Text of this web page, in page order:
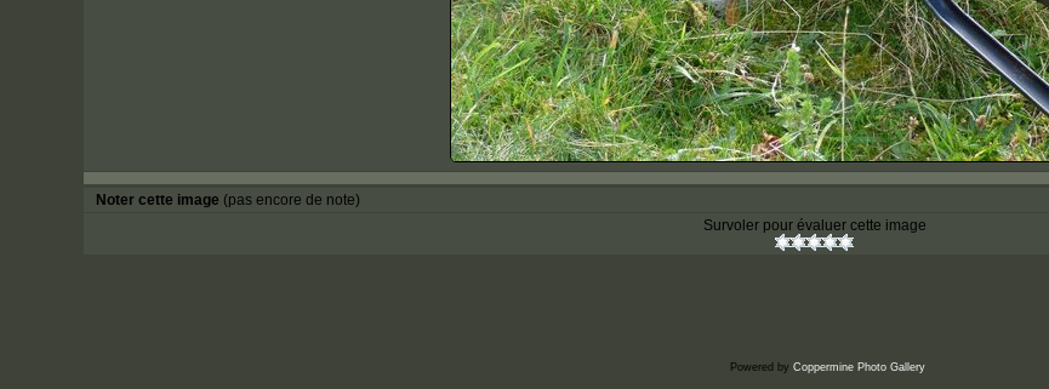
Noter cette image (pas encore de note)
Survoler pour évaluer cette image
Powered by Coppermine Photo Gallery